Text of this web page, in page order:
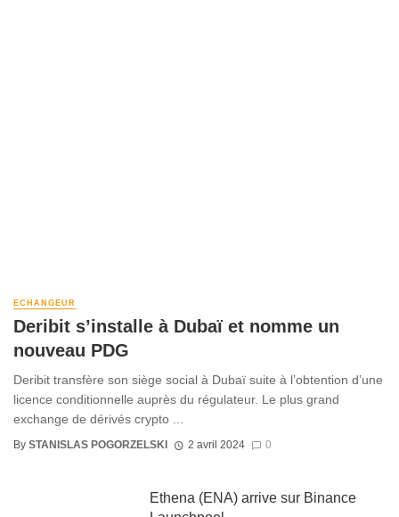
ECHANGEUR
Deribit s’installe à Dubaï et nomme un
nouveau PDG
Deribit transfère son siège social à Dubaï suite à l’obtention d’une
licence conditionnelle auprès du régulateur. Le plus grand
exchange de dérivés crypto ...
By STANISLAS POGORZELSKI 2 avril 2024 0
Ethena (ENA) arrive sur Binance